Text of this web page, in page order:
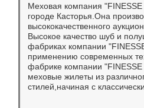
Меховая компания
городе Касторья.Она
высококачественного
Высокое качество шуб и
фабриках компании
применению современных
фабрике компании
меховые жилеты из
стилей,начиная с